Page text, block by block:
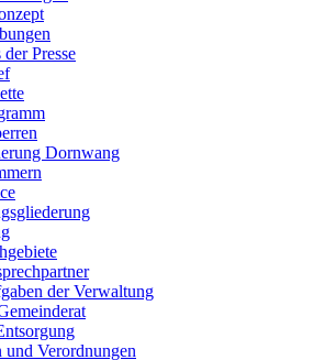
Presse
Dornwang
der Verwaltung
und Verordnungen